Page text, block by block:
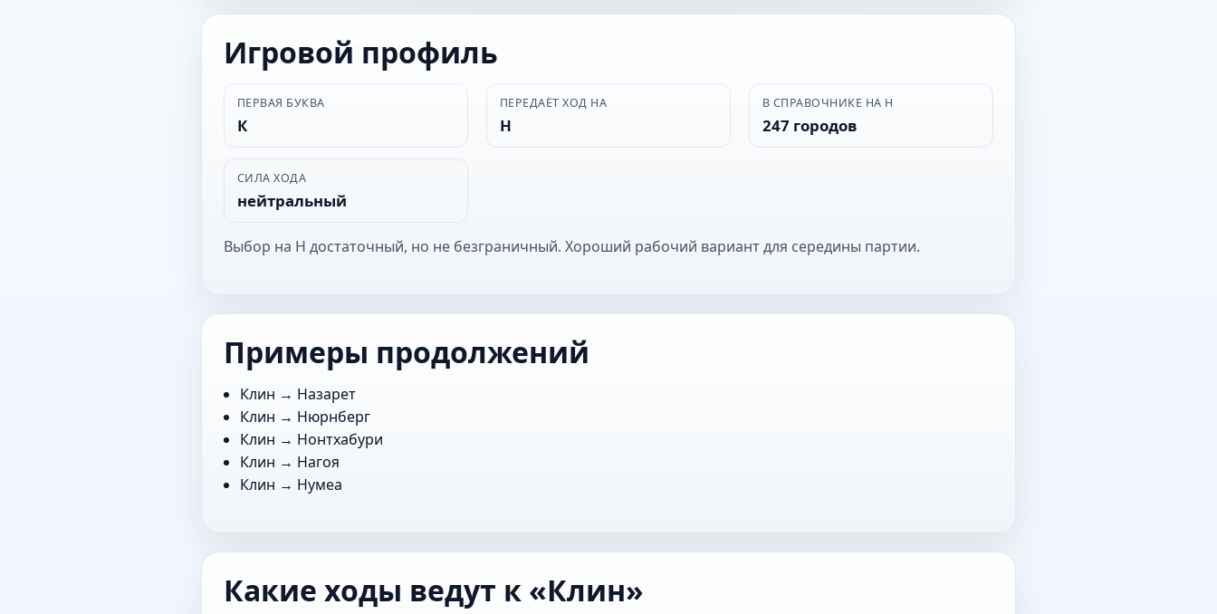
Игровой профиль
ПЕРВАЯ БУКВА
К
ПЕРЕДАЁТ ХОД НА
Н
В СПРАВОЧНИКЕ НА Н
247 городов
СИЛА ХОДА
нейтральный
Выбор на Н достаточный, но не безграничный. Хороший рабочий вариант для середины партии.
Примеры продолжений
Клин → Назарет
Клин → Нюрнберг
Клин → Нонтхабури
Клин → Нагоя
Клин → Нумеа
Какие ходы ведут к «Клин»